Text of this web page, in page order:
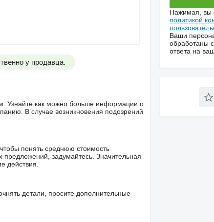
у продавца.
Узнайте как можно больше информации о
В случае возникновения подозрений
понять среднюю стоимость
задумайтесь. Значительная
действия.
детали, просите дополнительные
Нажимая, вы
политикой
Ваши
обработаны
ответа на